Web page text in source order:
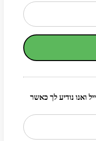
ואנו נודיע לך כאשר